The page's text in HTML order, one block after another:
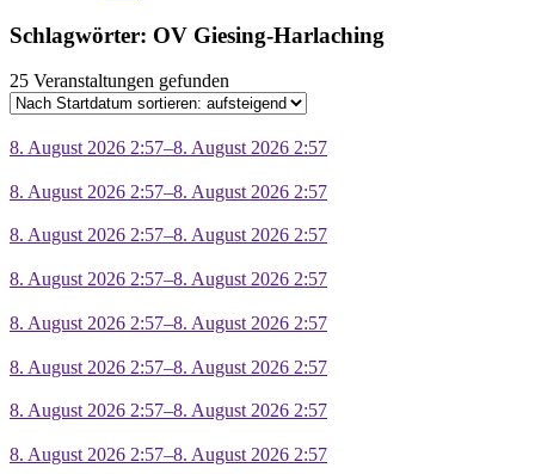
Schlagwörter: OV Giesing-Harlaching
25 Veranstaltungen gefunden
8. August 2026 2:57–8. August 2026 2:57
8. August 2026 2:57–8. August 2026 2:57
8. August 2026 2:57–8. August 2026 2:57
8. August 2026 2:57–8. August 2026 2:57
8. August 2026 2:57–8. August 2026 2:57
8. August 2026 2:57–8. August 2026 2:57
8. August 2026 2:57–8. August 2026 2:57
8. August 2026 2:57–8. August 2026 2:57